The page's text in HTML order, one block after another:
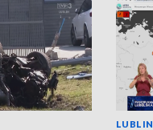
LUBLIN